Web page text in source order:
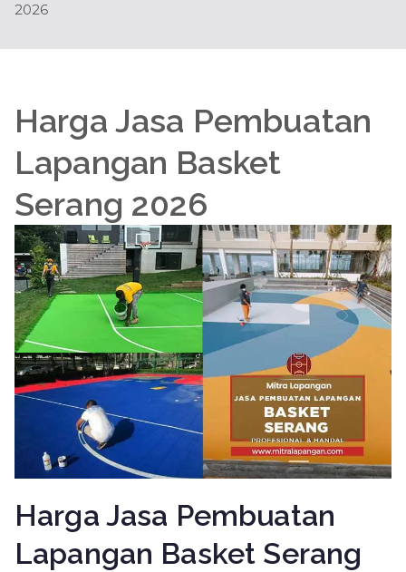
2026
Harga Jasa Pembuatan
Lapangan Basket
Serang 2026
Harga Jasa Pembuatan
Lapangan Basket Serang